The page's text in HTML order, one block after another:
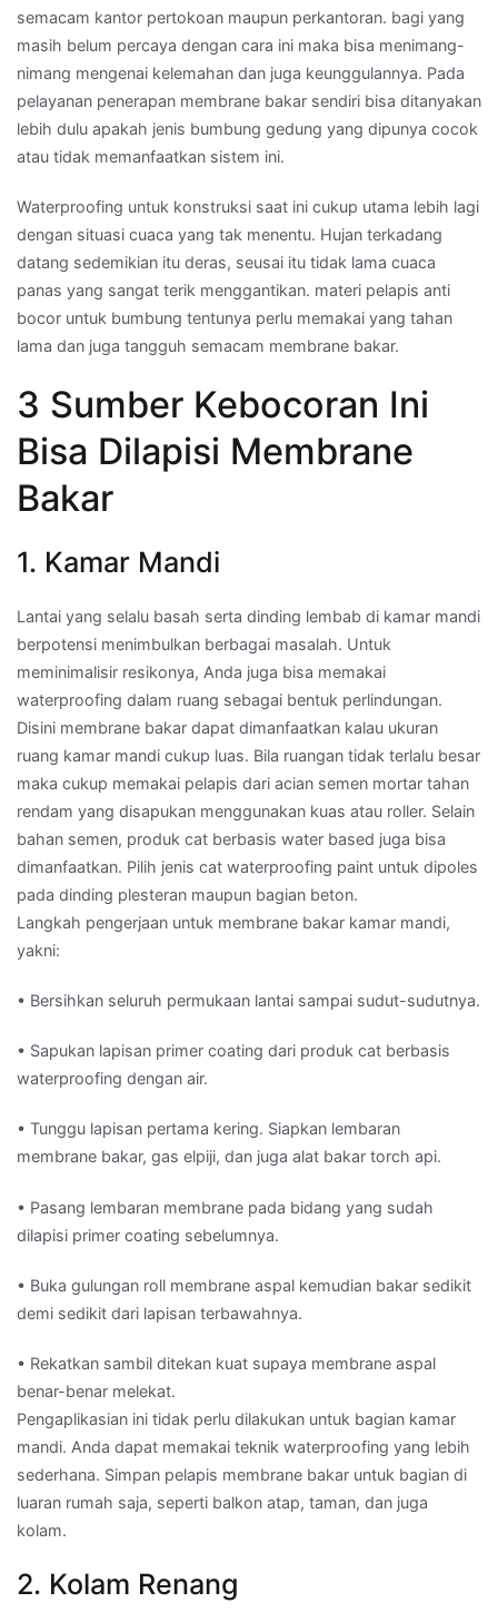
semacam kantor pertokoan maupun perkantoran. bagi yang
masih belum percaya dengan cara ini maka bisa menimang-
nimang mengenai kelemahan dan juga keunggulannya. Pada
pelayanan penerapan membrane bakar sendiri bisa ditanyakan
lebih dulu apakah jenis bumbung gedung yang dipunya cocok
atau tidak memanfaatkan sistem ini.
Waterproofing untuk konstruksi saat ini cukup utama lebih lagi
dengan situasi cuaca yang tak menentu. Hujan terkadang
datang sedemikian itu deras, seusai itu tidak lama cuaca
panas yang sangat terik menggantikan. materi pelapis anti
bocor untuk bumbung tentunya perlu memakai yang tahan
lama dan juga tangguh semacam membrane bakar.
3 Sumber Kebocoran Ini
Bisa Dilapisi Membrane
Bakar
1. Kamar Mandi
Lantai yang selalu basah serta dinding lembab di kamar mandi
berpotensi menimbulkan berbagai masalah. Untuk
meminimalisir resikonya, Anda juga bisa memakai
waterproofing dalam ruang sebagai bentuk perlindungan.
Disini membrane bakar dapat dimanfaatkan kalau ukuran
ruang kamar mandi cukup luas. Bila ruangan tidak terlalu besar
maka cukup memakai pelapis dari acian semen mortar tahan
rendam yang disapukan menggunakan kuas atau roller. Selain
bahan semen, produk cat berbasis water based juga bisa
dimanfaatkan. Pilih jenis cat waterproofing paint untuk dipoles
pada dinding plesteran maupun bagian beton.
Langkah pengerjaan untuk membrane bakar kamar mandi,
yakni:
• Bersihkan seluruh permukaan lantai sampai sudut-sudutnya.
• Sapukan lapisan primer coating dari produk cat berbasis
waterproofing dengan air.
• Tunggu lapisan pertama kering. Siapkan lembaran
membrane bakar, gas elpiji, dan juga alat bakar torch api.
• Pasang lembaran membrane pada bidang yang sudah
dilapisi primer coating sebelumnya.
• Buka gulungan roll membrane aspal kemudian bakar sedikit
demi sedikit dari lapisan terbawahnya.
• Rekatkan sambil ditekan kuat supaya membrane aspal
benar-benar melekat.
Pengaplikasian ini tidak perlu dilakukan untuk bagian kamar
mandi. Anda dapat memakai teknik waterproofing yang lebih
sederhana. Simpan pelapis membrane bakar untuk bagian di
luaran rumah saja, seperti balkon atap, taman, dan juga
kolam.
2. Kolam Renang